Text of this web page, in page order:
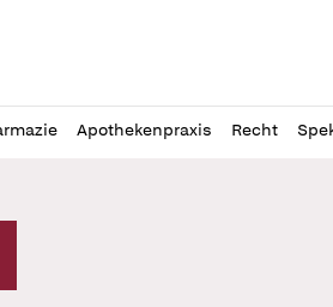
Apothekenpraxis Recht
Logo